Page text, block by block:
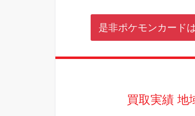
是非ポケモンカード
買取実績